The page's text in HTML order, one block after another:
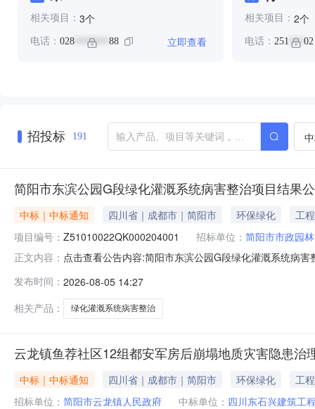
相关项目： 3个
电话： 028 ******* 88 立即查看
相关项目： 2个
电话： 251 *** 02
招投标 191
简阳市东滨公园G段绿化灌溉系统病害整治项目结果
中标｜中标通知 四川省｜成都市｜简阳市 环保绿化
工程
项目编号： Z51010022QK000204001 招标单位： 简阳市市政园
正文内容： 点击查看公告内容:简阳市东滨公园G段绿化灌溉系统病
发布时间： 2026-08-05 14:27
相关产品：
绿化灌溉系统病害整治
云龙镇鱼荐社区12组都安军房后崩塌地质灾害隐患治
中标｜中标通知 四川省｜成都市｜简阳市 环保绿化
工程
招标单位： 简阳市云龙镇人民政府 中标单位： 四川东石兴建筑工